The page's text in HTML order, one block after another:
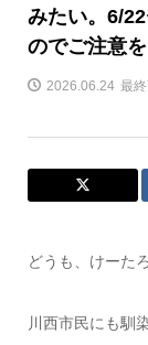
みたい。6/
のでご注意を
2026.06.24 最
どうも、けーた
川西市民にも馴